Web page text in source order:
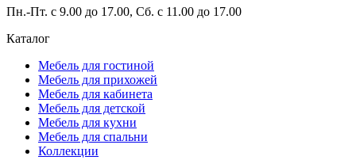
Пн.-Пт. с 9.00 до 17.00, Сб. с 11.00 до 17.00
Каталог
Мебель для гостиной
Мебель для прихожей
Мебель для кабинета
Мебель для детской
Мебель для кухни
Мебель для спальни
Коллекции